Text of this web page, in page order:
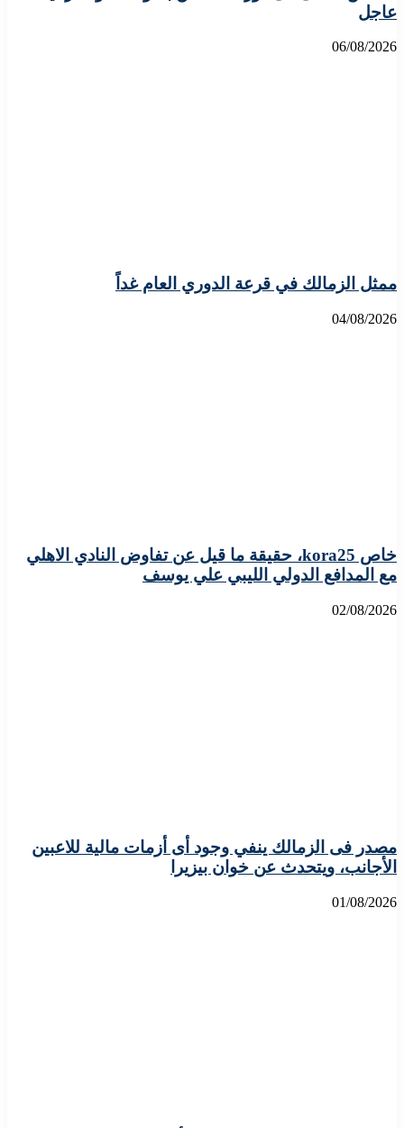
عاجل
06/08/2026
ممثل الزمالك في قرعة الدوري العام غداً
04/08/2026
خاص kora25، حقيقة ما قيل عن تفاوض النادي الاهلي
مع المدافع الدولي الليبي علي يوسف
02/08/2026
مصدر فى الزمالك ينفي وجود أى أزمات مالية للاعبين
الأجانب، ويتحدث عن خوان بيزيرا
01/08/2026